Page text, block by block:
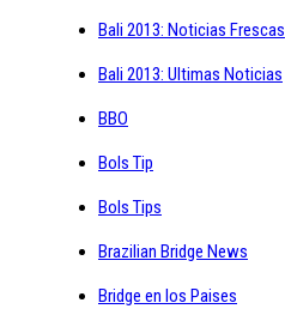
Bali 2013: Noticias Frescas
Bali 2013: Ultimas Noticias
BBO
Bols Tip
Bols Tips
Brazilian Bridge News
Bridge en los Paises